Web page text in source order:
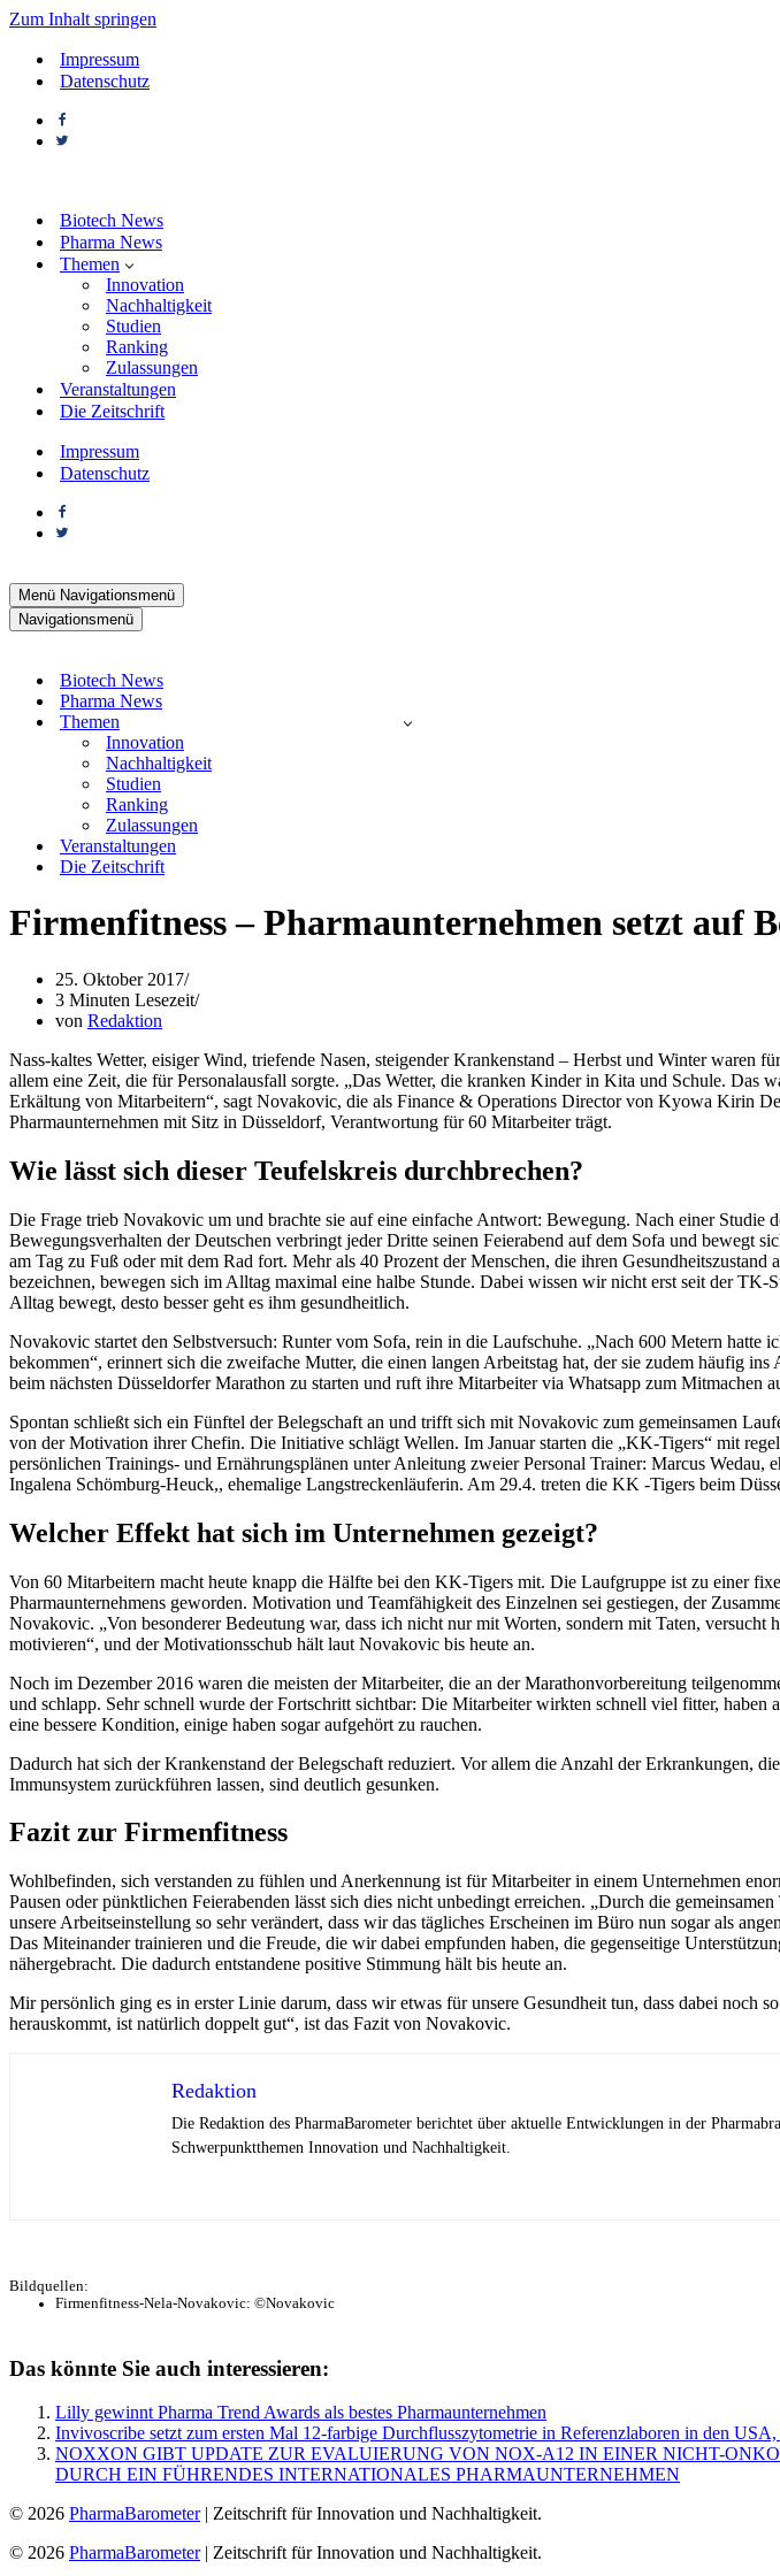
Zum Inhalt springen
Impressum
Datenschutz
Biotech News
Pharma News
Themen
Innovation
Nachhaltigkeit
Studien
Ranking
Zulassungen
Veranstaltungen
Die Zeitschrift
Impressum
Datenschutz
Menü Navigationsmenü
Navigationsmenü
Biotech News
Pharma News
Themen
Innovation
Nachhaltigkeit
Studien
Ranking
Zulassungen
Veranstaltungen
Die Zeitschrift
Firmenfitness – Pharmaunternehmen setzt auf
25. Oktober 2017
3 Minuten Lesezeit
von Redaktion
Nass-kaltes Wetter, eisiger Wind, triefende Nasen, steigender Krankenstand – Herbst und Winter waren
allem eine Zeit, die für Personalausfall sorgte. „Das Wetter, die kranken Kinder in Kita und Schule. Das
Erkältung von Mitarbeitern“, sagt Novakovic, die als Finance & Operations Director von Kyowa Kirin
Pharmaunternehmen mit Sitz in Düsseldorf, Verantwortung für 60 Mitarbeiter trägt.
Wie lässt sich dieser Teufelskreis durchbrechen?
Die Frage trieb Novakovic um und brachte sie auf eine einfache Antwort: Bewegung. Nach einer Studie
Bewegungsverhalten der Deutschen verbringt jeder Dritte seinen Feierabend auf dem Sofa und bewegt
am Tag zu Fuß oder mit dem Rad fort. Mehr als 40 Prozent der Menschen, die ihren Gesundheitszustand
bezeichnen, bewegen sich im Alltag maximal eine halbe Stunde. Dabei wissen wir nicht erst seit der TK-
Alltag bewegt, desto besser geht es ihm gesundheitlich.
Novakovic startet den Selbstversuch: Runter vom Sofa, rein in die Laufschuhe. „Nach 600 Metern hatte
bekommen“, erinnert sich die zweifache Mutter, die einen langen Arbeitstag hat, der sie zudem häufig
beim nächsten Düsseldorfer Marathon zu starten und ruft ihre Mitarbeiter via Whatsapp zum Mitmachen
Spontan schließt sich ein Fünftel der Belegschaft an und trifft sich mit Novakovic zum gemeinsamen
von der Motivation ihrer Chefin. Die Initiative schlägt Wellen. Im Januar starten die „KK-Tigers“ mit
persönlichen Trainings- und Ernährungsplänen unter Anleitung zweier Personal Trainer: Marcus Wedau,
Ingalena Schömburg-Heuck,, ehemalige Langstreckenläuferin. Am 29.4. treten die KK -Tigers beim
Welcher Effekt hat sich im Unternehmen gezeigt?
Von 60 Mitarbeitern macht heute knapp die Hälfte bei den KK-Tigers mit. Die Laufgruppe ist zu einer
Pharmaunternehmens geworden. Motivation und Teamfähigkeit des Einzelnen sei gestiegen, der
Novakovic. „Von besonderer Bedeutung war, dass ich nicht nur mit Worten, sondern mit Taten, versucht
motivieren“, und der Motivationsschub hält laut Novakovic bis heute an.
Noch im Dezember 2016 waren die meisten der Mitarbeiter, die an der Marathonvorbereitung
und schlapp. Sehr schnell wurde der Fortschritt sichtbar: Die Mitarbeiter wirkten schnell viel fitter, haben
eine bessere Kondition, einige haben sogar aufgehört zu rauchen.
Dadurch hat sich der Krankenstand der Belegschaft reduziert. Vor allem die Anzahl der Erkrankungen,
Immunsystem zurückführen lassen, sind deutlich gesunken.
Fazit zur Firmenfitness
Wohlbefinden, sich verstanden zu fühlen und Anerkennung ist für Mitarbeiter in einem Unternehmen
Pausen oder pünktlichen Feierabenden lässt sich dies nicht unbedingt erreichen. „Durch die
unsere Arbeitseinstellung so sehr verändert, dass wir das tägliches Erscheinen im Büro nun sogar als
Das Miteinander trainieren und die Freude, die wir dabei empfunden haben, die gegenseitige
nähergebracht. Die dadurch entstandene positive Stimmung hält bis heute an.
Mir persönlich ging es in erster Linie darum, dass wir etwas für unsere Gesundheit tun, dass dabei noch
herauskommt, ist natürlich doppelt gut“, ist das Fazit von Novakovic.
Redaktion
Die Redaktion des PharmaBarometer berichtet über aktuelle Entwicklungen in der
Schwerpunktthemen Innovation und Nachhaltigkeit.
Bildquellen:
Firmenfitness-Nela-Novakovic: ©Novakovic
Das könnte Sie auch interessieren:
Lilly gewinnt Pharma Trend Awards als bestes Pharmaunternehmen
Invivoscribe setzt zum ersten Mal 12-farbige Durchflusszytometrie in Referenzlaboren in den
NOXXON GIBT UPDATE ZUR EVALUIERUNG VON NOX-A12 IN EINER NICHT-
DURCH EIN FÜHRENDES INTERNATIONALES PHARMAUNTERNEHMEN
© 2026 PharmaBarometer| Zeitschrift für Innovation und Nachhaltigkeit.
© 2026 PharmaBarometer| Zeitschrift für Innovation und Nachhaltigkeit.